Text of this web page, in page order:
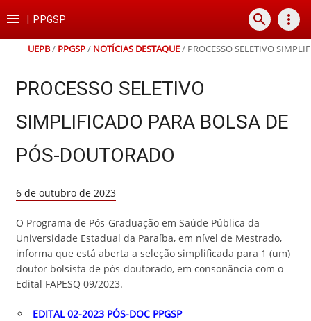
para
conteúdo
para
para
para
rodapé
 PPGSP search more_vert
UEPB/ PPGSP/ NOTÍCIAS DESTAQUE/ PROCESSO SELETIVO
PROCESSO SELETIVO
SIMPLIFICADO PARA BOLSA DE
PÓS-DOUTORADO
6 de outubro de 2023
O Programa de Pós-Graduação em Saúde Pública da
Universidade Estadual da Paraíba, em nível de Mestrado,
informa que está aberta a seleção simplificada para 1 (um)
doutor bolsista de pós-doutorado, em consonância com o
Edital FAPESQ 09/2023.
EDITAL 02-2023 PÓS-DOC PPGSP